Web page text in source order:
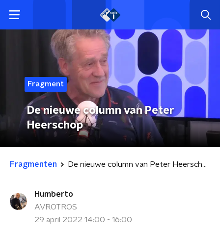
Fragment
De nieuwe column van Peter
Heerschop
Fragmenten De nieuwe column van Peter Heerschop
Humberto
AVROTROS
29 april 2022 14:00 - 16:00